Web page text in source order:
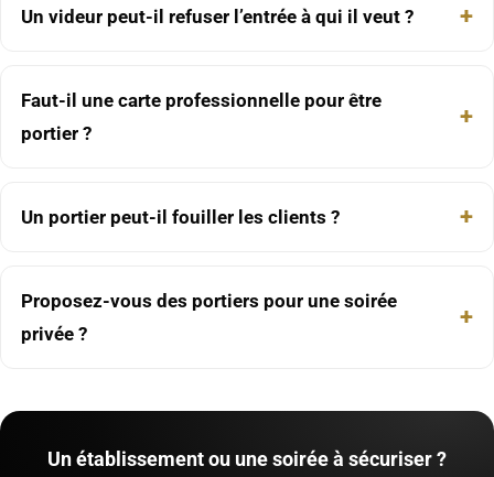
Un videur peut-il refuser l’entrée à qui il veut ?
Faut-il une carte professionnelle pour être
portier ?
Un portier peut-il fouiller les clients ?
Proposez-vous des portiers pour une soirée
privée ?
Un établissement ou une soirée à sécuriser ?